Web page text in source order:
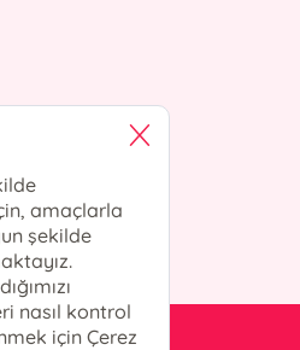
amaçlarla
şekilde
nasıl kontrol
için Çerez